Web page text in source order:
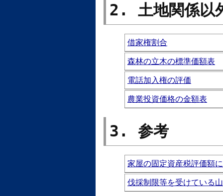
2. 土地関係以
借家権割合
森林の立木の標準価額表
電話加入権の評価
農業投資価格の金額表
3. 参考
家屋の固定資産税評価額
伐採制限等を受けている